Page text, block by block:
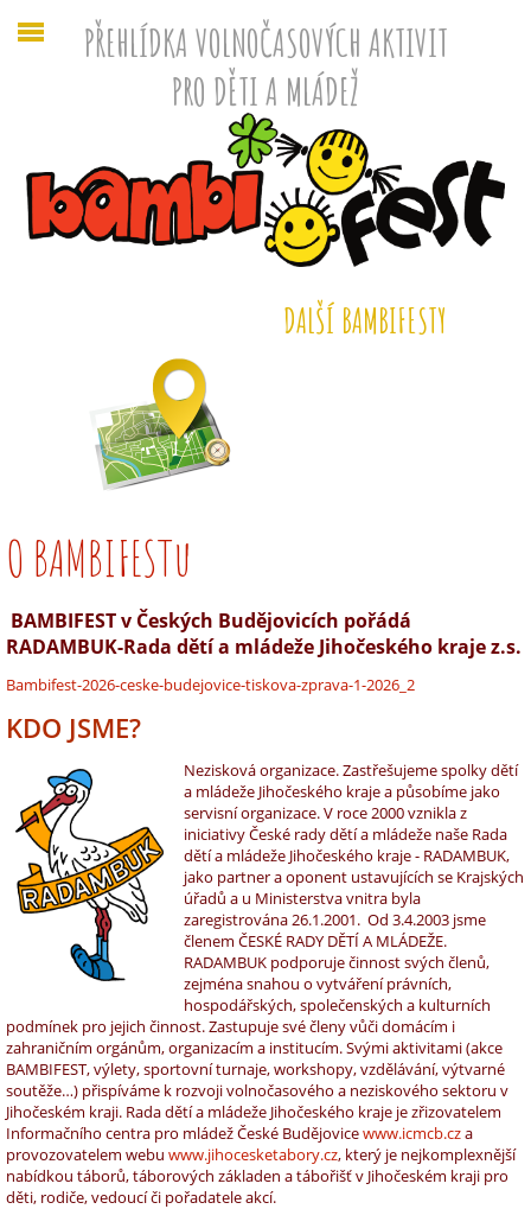
PŘEHLÍDKA VOLNOČASOVÝCH AKTIVIT
PRO DĚTI A MLÁDEŽ
DALŠÍ BAMBIFESTY
O BAMBIFESTu
BAMBIFEST v Českých Budějovicích pořádá
RADAMBUK-Rada dětí a mládeže Jihočeského kraje z.s.
Bambifest-2026-ceske-budejovice-tiskova-zprava-1-2026_2
KDO JSME?
Nezisková organizace. Zastřešujeme spolky dětí
a mládeže Jihočeského kraje a působíme jako
servisní organizace. V roce 2000 vznikla z
iniciativy České rady dětí a mládeže naše Rada
dětí a mládeže Jihočeského kraje - RADAMBUK,
jako partner a oponent ustavujících se Krajských
úřadů a u Ministerstva vnitra byla
zaregistrována 26.1.2001. Od 3.4.2003 jsme
členem ČESKÉ RADY DĚTÍ A MLÁDEŽE.
RADAMBUK podporuje činnost svých členů,
zejména snahou o vytváření právních,
hospodářských, společenských a kulturních
podmínek pro jejich činnost. Zastupuje své členy vůči domácím i
zahraničním orgánům, organizacím a institucím. Svými aktivitami (akce
BAMBIFEST, výlety, sportovní turnaje, workshopy, vzdělávání, výtvarné
soutěže…) přispíváme k rozvoji volnočasového a neziskového sektoru v
Jihočeském kraji. Rada dětí a mládeže Jihočeského kraje je zřizovatelem
Informačního centra pro mládež České Budějovicewww.icmcb.cza
provozovatelem webu www.jihocesketabory.cz, který je nejkomplexnější
nabídkou táborů, táborových základen a tábořišť v Jihočeském kraji pro
děti, rodiče, vedoucí či pořadatele akcí.